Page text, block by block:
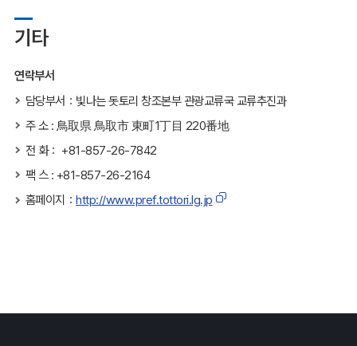
기타
연락부서
담당부서：빛나는 돗토리 창조본부 관광교류국 교류추진과
주 소 : 鳥取県 鳥取市 東町1丁目 220番地
전 화： +81-857-26-7842
팩 스 : +81-857-26-2164
홈페이지： http://www.pref.tottori.lg.jp